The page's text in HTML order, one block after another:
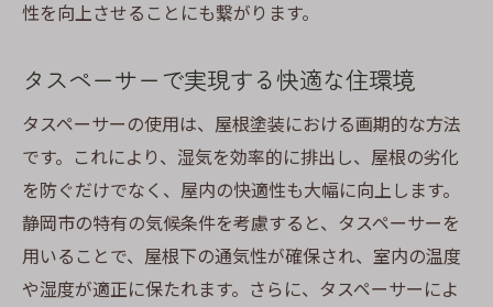
性を向上させることにも繋がります。
タスペーサーで実現する快適な住環境
タスペーサーの使用は、屋根塗装における画期的な方法
です。これにより、湿気を効率的に排出し、屋根の劣化
を防ぐだけでなく、屋内の快適性も大幅に向上します。
静岡市の特有の気候条件を考慮すると、タスペーサーを
用いることで、屋根下の通気性が確保され、室内の温度
や湿度が適正に保たれます。さらに、タスペーサーによ